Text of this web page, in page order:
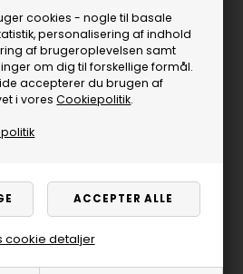
cookies - nogle til basale
personalisering af indhold
af brugeroplevelsen samt
om dig til forskellige formål.
accepterer du brugen af
i voresCookiepolitik.
cookie detaljer